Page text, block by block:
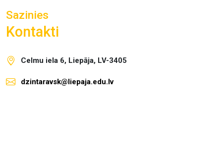
Sazinies
Kontakti
Celmu iela 6, Liepāja, LV-3405
dzintaravsk@liepaja.edu.lv